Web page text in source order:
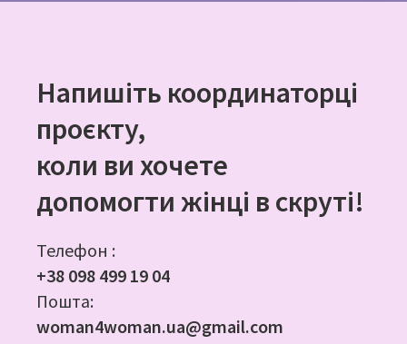
Напишіть координаторці
проєкту,
коли ви хочете
допомогти жінці в скруті!
Телефон :
+38 098 499 19 04
Пошта:
woman4woman.ua@gmail.com